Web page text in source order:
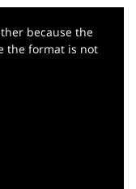
because the
the format is not